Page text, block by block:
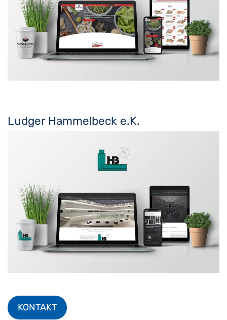
Ludger Hammelbeck e.K.
KONTAKT